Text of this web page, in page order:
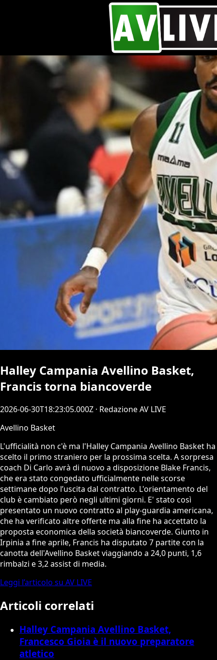
Halley Campania Avellino Basket,
Francis torna biancoverde
2026-06-30T18:23:05.000Z · Redazione AV LIVE
Avellino Basket
L'ufficialità non c'è ma l'Halley Campania Avellino Basket ha
scelto il primo straniero per la prossima scelta. A sorpresa
coach Di Carlo avrà di nuovo a disposizione Blake Francis,
che era stato congedato ufficialmente nelle scorse
settimane dopo l’uscita dal contratto. L'orientamento del
club è cambiato però negli ultimi giorni. E' stato così
presentato un nuovo contratto al play-guardia americana,
che ha verificato altre offerte ma alla fine ha accettato la
proposta economica della società biancoverde. Giunto in
Irpinia a fine aprile, Francis ha disputato 7 partite con la
canotta dell'Avellino Basket viaggiando a 24,0 punti, 1,6
rimbalzi e 3,2 assist di media.
Leggi l’articolo su AV LIVE
Articoli correlati
Halley Campania Avellino Basket,
Francesco Gioia è il nuovo preparatore
atletico